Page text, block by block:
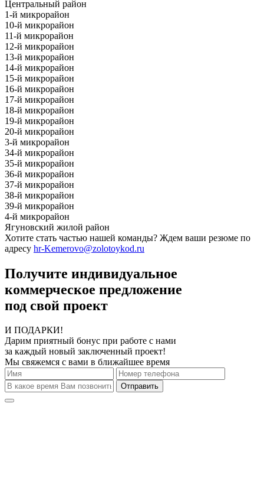
Центральный район
1-й микрорайон
10-й микрорайон
11-й микрорайон
12-й микрорайон
13-й микрорайон
14-й микрорайон
15-й микрорайон
16-й микрорайон
17-й микрорайон
18-й микрорайон
19-й микрорайон
20-й микрорайон
3-й микрорайон
34-й микрорайон
35-й микрорайон
36-й микрорайон
37-й микрорайон
38-й микрорайон
39-й микрорайон
4-й микрорайон
Ягуновский жилой район
Хотите стать частью нашей команды? Ждем ваши резюме по
адресу hr-Kemerovo@zolotoykod.ru
Получите индивидуальное
коммерческое предложение
под свой проект
И ПОДАРКИ!
Дарим приятный бонус при работе с нами
за каждый новый заключенный проект!
Мы свяжемся с вами в ближайшее время
Отправить